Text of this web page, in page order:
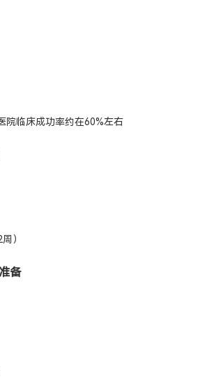
院临床成功率约在60%左右
）
备